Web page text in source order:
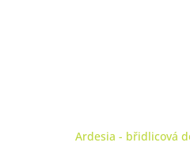
Ardesia - břidlicová